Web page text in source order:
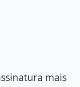
mais